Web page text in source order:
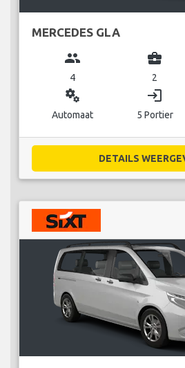
MERCEDES GLA
group
4
business_center
2
miscellaneous_services
Automaat
login
5 Portier
DETAILS